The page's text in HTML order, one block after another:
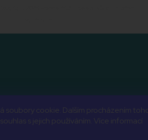
soubory cookie. Dalším procházením
s jejich používáním. Více informací